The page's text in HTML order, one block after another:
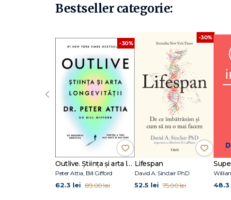
Bestseller categorie:
-30%
Outlive. Știința și arta longevității
Peter Attia, Bill Gifford
62.3 lei 89.00 lei
-30%
Lifespan
David A. Sinclair PhD
52.5 lei 75.00 lei 48.3
‹